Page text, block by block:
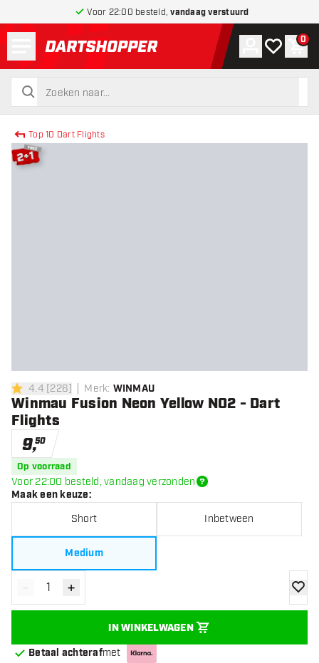
Voor 22:00 besteld,vandaag verstuurd
terug naar home pagina
zoeken
zoeken
Account
Mijn 0
Top 10 Dart Flights
4.4 score sterren
4.4 [226] Merk: WINMAU
Winmau Fusion Neon Yellow NO2 - Dart
Flights
9,50
Op voorraad
Voor 22:00 besteld, vandaag verzonden
Maak een keuze:
Short Inbetween
Medium
Verminder hoeveelheid
- Verhoog hoeveelheid
+
IN WINKELWAGEN
Betaal achterafmet